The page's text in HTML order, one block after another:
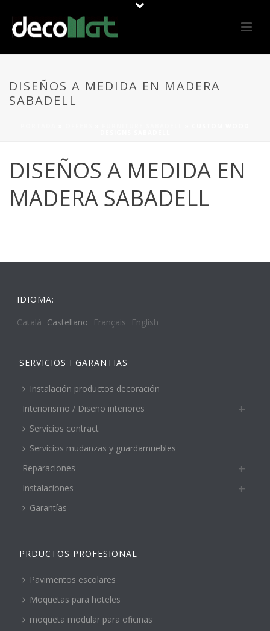
DISEÑOS A MEDIDA EN MADERA
SABADELL
DISEÑOS A MEDIDA EN
MADERA SABADELL
IDIOMA:
Català Castellano Français English
SERVICIOS I GARANTIAS
Instalación productos decoración
Interiorismo / Diseño interiores
Servicios contract
Servicios mudanzas y guardamuebles
Reparaciones
Instalaciones
Garantías
PRDUCTOS PROFESIONAL
Pavimentos escolares
Moquetas para hoteles
moqueta modular para oficinas